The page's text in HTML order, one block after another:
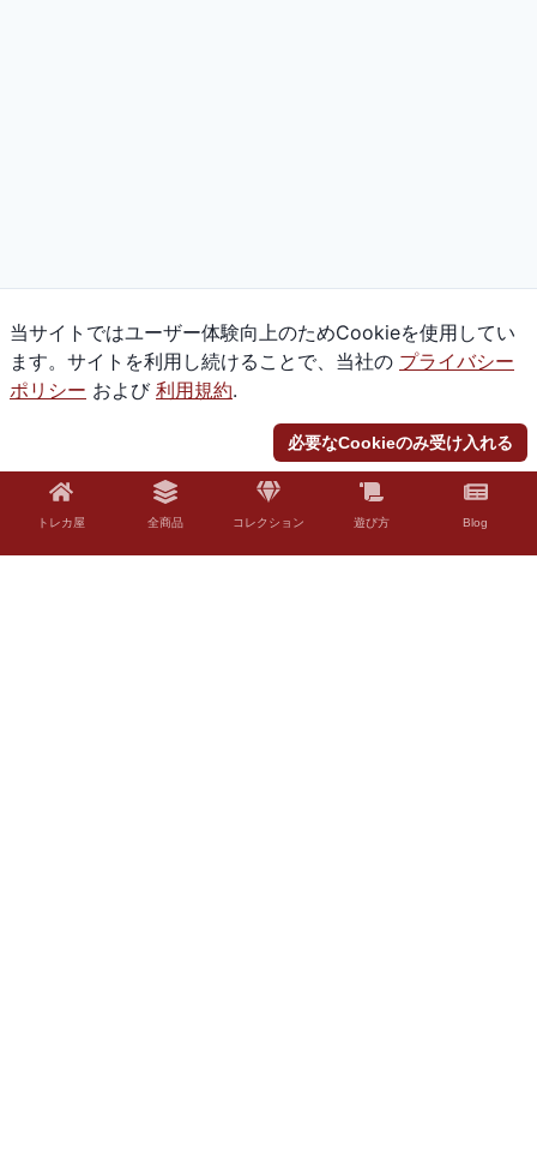
当サイトではユーザー体験向上のためCookieを使用してい
ます。サイトを利用し続けることで、当社の プライバシー
ポリシー および 利用規約.
必要なCookieのみ受け入れる
トレカ屋 全商品 コレクション 遊び方 Blog